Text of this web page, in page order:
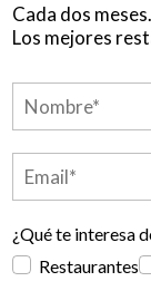
Cada dos meses.
Los mejores
¿Qué te interesa
Restaurantes